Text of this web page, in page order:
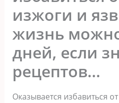
изжоги и
жизнь
дней, если
рецептов…
Оказывается избавиться